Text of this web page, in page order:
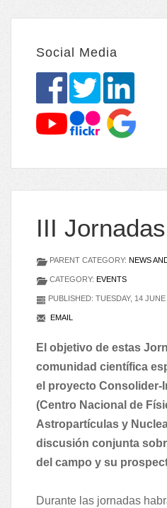
Social Media
III
PARENT CATEGORY: NEWS
CATEGORY: EVENTS
PUBLISHED: TUESDAY, 14 JUNE
EMAIL
El objetivo de estas
comunidad científica
el proyecto Consolider-
(Centro Nacional de
Astropartículas y
discusión conjunta
del campo y su
Durante las jornadas